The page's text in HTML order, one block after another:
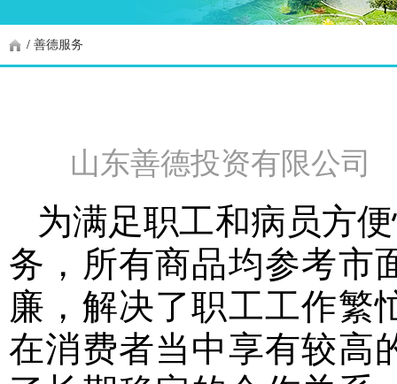
/ 善德服务
山东善德投资有限公司
为满足职工和病员方
务，所有商品均参考市
廉，解决了职工工作繁
在消费者当中享有较高